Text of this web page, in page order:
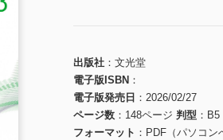
出版社
文光堂
電子版ISBN
電子版発売日
2026/02/27
ページ数
148ページ 判型
B5
フォーマット
PDF（パソコン